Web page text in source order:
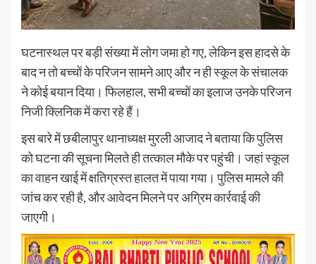
घटनास्थल पर बड़ी संख्या में लोग जमा हो गए, लेकिन इस हादसे के
बाद न तो बच्चों के परिजन सामने आए और न ही स्कूल के संचालक
ने कोई बयान दिया। फिलहाल, सभी बच्चों का इलाज उनके परिजन
निजी क्लिनिक में करा रहे हैं।
इस बारे में छबीलापुर थानाध्यक्ष मुरली आजाद ने बताया कि पुलिस
को घटना की सूचना मिलते ही तत्काल मौके पर पहुंची। जहां स्कूल
का वाहन खाई में क्षतिग्रस्त हालत में पाया गया। पुलिस मामले की
जांच कर रही है, और आवेदन मिलने पर अग्रिम कार्रवाई की
जाएगी।